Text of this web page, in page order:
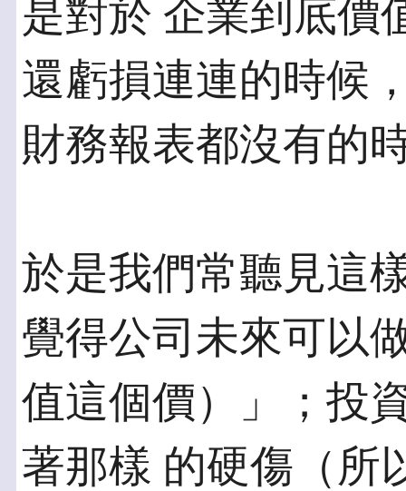
是對於 企業到底價
還虧損連連的時候
財務報表都沒有的
於是我們常聽見這
覺得公司未來可以
值這個價）」；投
著那樣 的硬傷（所